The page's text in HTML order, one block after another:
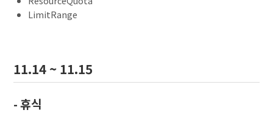
LimitRange
11.14 ~ 11.15
- 휴식